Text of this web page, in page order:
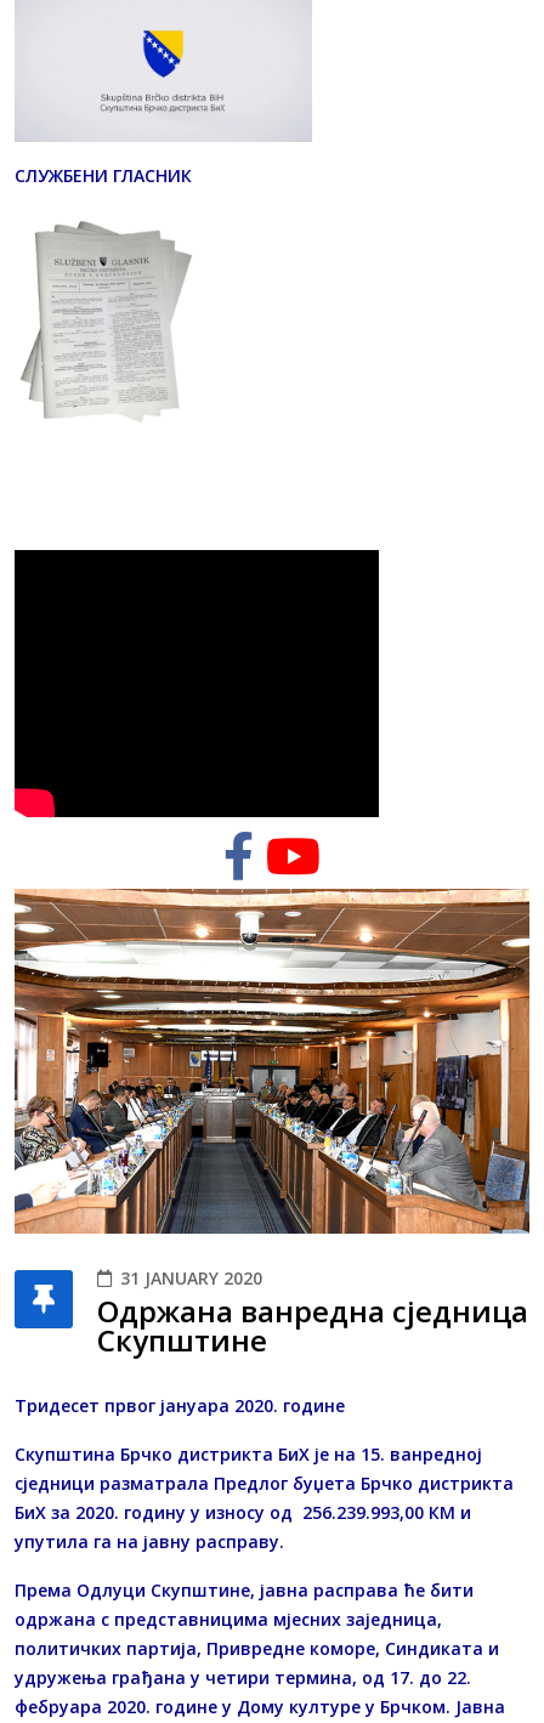
СЛУЖБЕНИ ГЛАСНИК
31 JANUARY 2020
Одржана ванредна сједница
Скупштине
Тридесет првог јануара 2020. године
Скупштина Брчко дистрикта БиХ је на 15. ванредној
сједници разматрала Предлог буџета Брчко дистрикта
БиХ за 2020. годину у износу од 256.239.993,00 КМ и
упутила га на јавну расправу.
Према Одлуци Скупштине, јавна расправа ће бити
одржана с представницима мјесних заједница,
политичких партија, Привредне коморе, Синдиката и
удружења грађана у четири термина, од 17. до 22.
фебруара 2020. године у Дому културе у Брчком. Јавна